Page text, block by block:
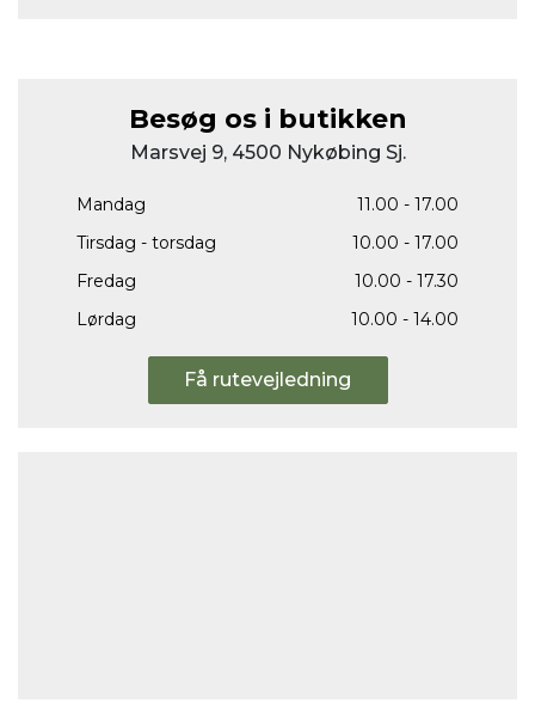
Besøg os i butikken
Marsvej 9, 4500 Nykøbing Sj.
Mandag
11.00 - 17.00
Tirsdag - torsdag
10.00 - 17.00
Fredag
10.00 - 17.30
Lørdag
10.00 - 14.00
Få rutevejledning